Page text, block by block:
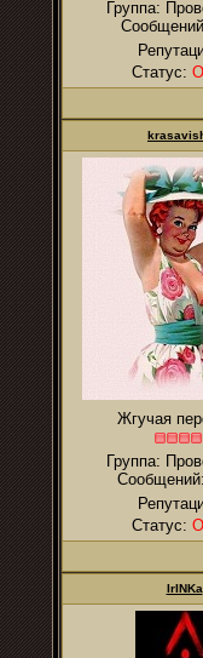
Группа:
Статус:
Жгучая
Группа:
Сообщений:
Статус:
IrINKa